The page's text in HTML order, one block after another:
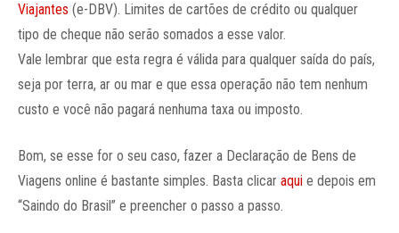
Viajantes (e-DBV). Limites de cartões de crédito ou qualquer
tipo de cheque não serão somados a esse valor.
Vale lembrar que esta regra é válida para qualquer saída do país,
seja por terra, ar ou mar e que essa operação não tem nenhum
custo e você não pagará nenhuma taxa ou imposto.
Bom, se esse for o seu caso, fazer a Declaração de Bens de
Viagens online é bastante simples. Basta clicar aqui e depois em
“Saindo do Brasil” e preencher o passo a passo.